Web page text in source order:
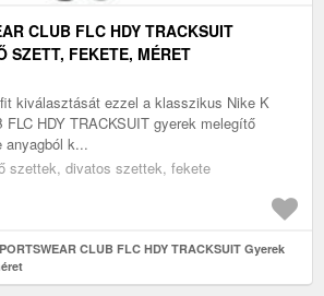
CLUB FLC HDY TRACKSUIT
SZETT, FEKETE, MÉRET
kiválasztását ezzel a klasszikus Nike K
HDY TRACKSUIT gyerek melegítő
anyagból k...
szettek, divatos szettek, fekete
CLUB FLC HDY TRACKSUIT Gyerek